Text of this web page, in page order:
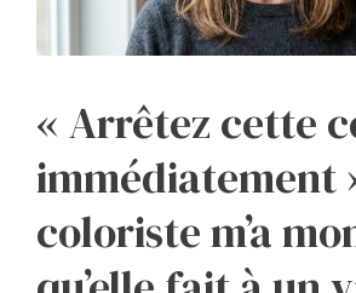
« Arrêtez cette
immédiatement
coloriste m’a